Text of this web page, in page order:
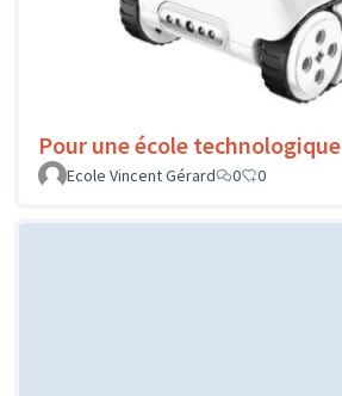
Pour une école technologique
Ecole Vincent Gérard
0 0